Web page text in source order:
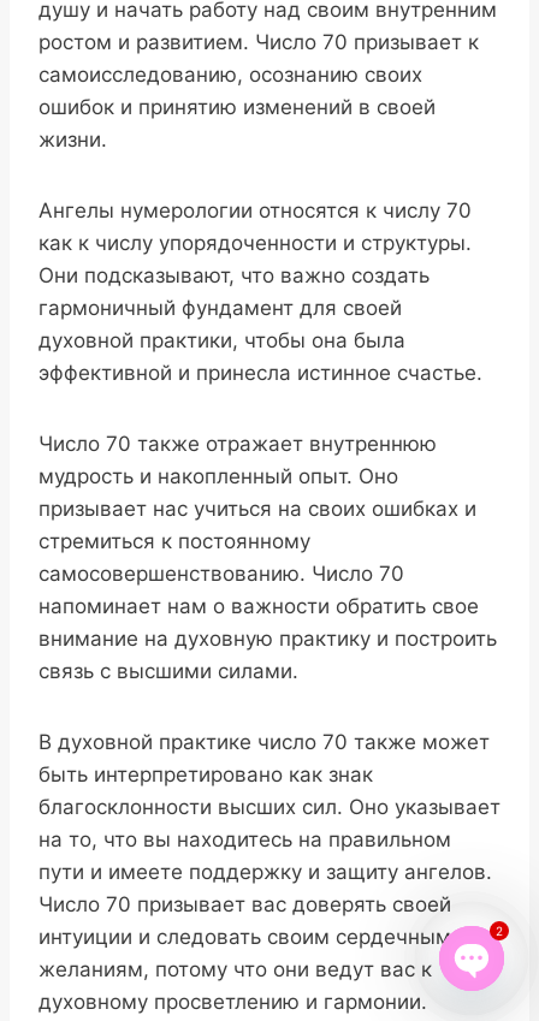
душу и начать работу над своим внутренним
ростом и развитием. Число 70 призывает к
самоисследованию, осознанию своих
ошибок и принятию изменений в своей
жизни.
Ангелы нумерологии относятся к числу 70
как к числу упорядоченности и структуры.
Они подсказывают, что важно создать
гармоничный фундамент для своей
духовной практики, чтобы она была
эффективной и принесла истинное счастье.
Число 70 также отражает внутреннюю
мудрость и накопленный опыт. Оно
призывает нас учиться на своих ошибках и
стремиться к постоянному
самосовершенствованию. Число 70
напоминает нам о важности обратить свое
внимание на духовную практику и построить
связь с высшими силами.
В духовной практике число 70 также может
быть интерпретировано как знак
благосклонности высших сил. Оно указывает
на то, что вы находитесь на правильном
пути и имеете поддержку и защиту ангелов.
Число 70 призывает вас доверять своей
интуиции и следовать своим сердечным
желаниям, потому что они ведут вас к
духовному просветлению и гармонии.
2